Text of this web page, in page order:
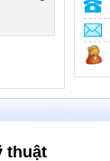
thuật